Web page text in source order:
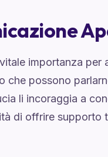
importanza per
che possono
li incoraggia a
di offrire supporto